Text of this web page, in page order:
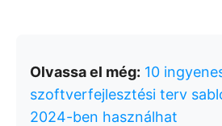
Olvassa el még: 10
szoftverfejlesztési terv
2024-ben használhat